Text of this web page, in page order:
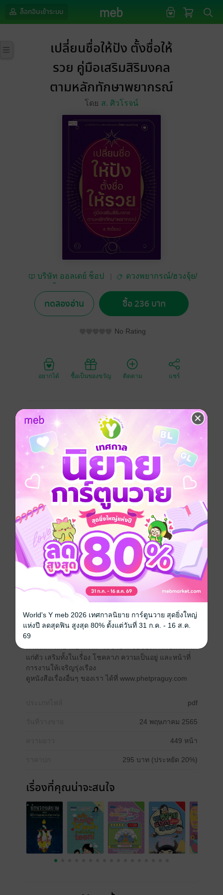
ล็อกอินเข้าระบบ
เปลี่ยนชื่อให้ปัง ตั้งชื่อให้
รวย คู่มือเสริมสิริมงคล
ตามหลักทักษาพยากรณ์
โดย ส. ศิวโรจน์
บริษัท ออลเดย์ ช็อป
ดวงพยากรณ์/ฮวงจุ้ย/
ทดลองอ่าน ซื้อ 236 บาท
No Rating
อยากได้ ซื้อเป็นของขวัญ ติดตาม แชร์
สำนักพิมพ์ : เพชรประกาย ราคาปก : 295 บาท
ชื่อเปรียบได้ดั่งตัวแทนของคนคนนั้้น บางครั้้งคนอื่นอาจ
จะได้ยิน ชื่่อของเรา หรือรู้จักชื่อของเราก่อนจะเห็นหน้าค่า
ตากันด้วยซํ้า หากชื่อ เป็นสิริมงคล ก็ย่อมเกื้อหนุนให้
เจ้าของชื่อมีความเจริญรุ่งเรือง และในทาง ตรงกันข้าม
หากชื่อไม่เป็นมงคลแก่ตัว ก็ย่อมจะฉุดรั้งให้ตกต่ำได้เช่น
กัน การตั้งชื่อตามหลักโหราศาสตร์ไทยมีใช้อยู่ด้วยกัน
หลายตำรา แต่ที่ นิยมกันมากคือ “ภูมิทักษา” เพราะเข้าใจ
ง่ายและมีความซับซ้อนน้อย กว่าหลักโหราศาสตร์อื่นๆ
เพียงแค่รู้ว่าอักษรกาลกิณีของแต่ละวันมีอะไร บ้างก็ให้
เลี่ยงเสีย ท่านก็จะได้ชื่อมงคลตามหลักภูมิทักษาไม่ยาก แต่
หากใช้เพียงแค่ภูมิทักษา ความเป็นมงคลของชื่่อก็เพียงช่วย
เสริมและแก้ไขในภูมิต่างๆ เพื่่อให้ได้ชื่ออันมีความเป็นสิริ
มงคลอย่างสูงสุด “เปลี่่ยนชื่่อให้ปัง ตั้้งชื่่อให้รวย คู่มือเสริม
สิริมงคล ตามหลักทักษา พยากรณ์” จึงใช้โหราศาสตร์ไทย
สองแขนงมาเชื่่อมโยงกัน นั่นคือ ภูมิทักษา และเลขศาสตร์
เพื่่อคัดเลือกชื่่อที่่เป็นมงคลมาเป็นตัวเลือกให้แก่ท่าน รวม
ถึงยังมีเลขนำ โชคของแต่ละวัน เพื่อเสริมความเป็นสิริ
มงคล ให้แก่ท่านมากที่สุด เพราะในบางครั้้งชื่ออาจจะเป็น
มงคลอยู่แล้ว หากแต่ เกื้้อหนุนได้ไม่ครบทุกด้าน เลขนำ
โชคก็จะช่วยเสริมและแก้ไขให้เกิดความ เป็นสิริมงคลได้
ในทุกๆ วัน “เปลี่่นชื่่อให้ปังชื่อให้รวย คู่มือเสริมสิริมงคล
แก่ตัว เสริมทั้งในเรื่่อง โชคลาภ ความเป็นอยู่ และหน้าที่่
การงานให้เจริญรุ่งเรือง
ดูหนังสือเรื่องอื่นๆ ของเรา ได้ที่ www.phetpraguy.com
pdf
24 พฤษภาคม 2565
449 หน้า
295 บาท (ประหยัด 20%)
เรื่องที่คุณน่าจะสนใจ
World's Y meb 2026 เทศกาลนิยาย การ์ตูนวาย สุดยิ่งใหญ่
แห่งปี ลดสุดฟิน สูงสุด 80% ตั้งแต่วันที่ 31 ก.ค. - 16 ส.ค.
69